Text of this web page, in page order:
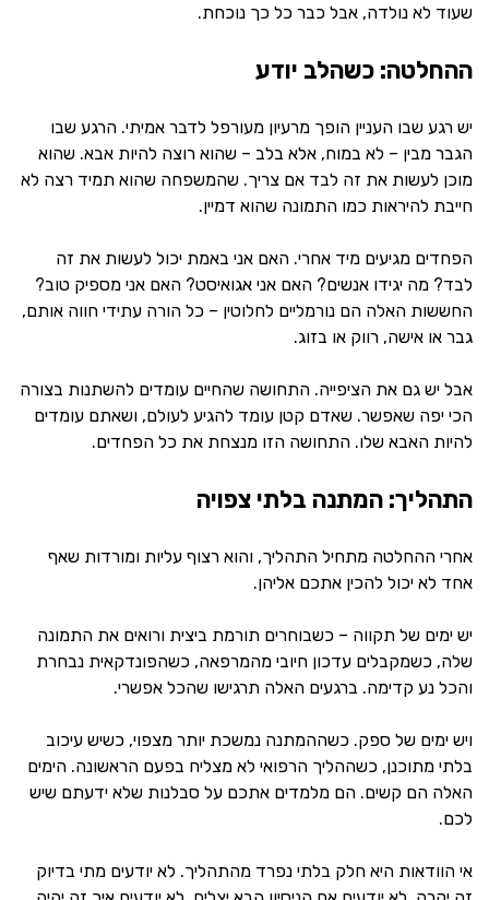
שעוד לא נולדה, אבל כבר כל כך נוכחת.
ההחלטה: כשהלב יודע
יש רגע שבו העניין הופך מרעיון מעורפל לדבר אמיתי. הרגע שבו
הגבר מבין – לא במוח, אלא בלב – שהוא רוצה להיות אבא. שהוא
מוכן לעשות את זה לבד אם צריך. שהמשפחה שהוא תמיד רצה לא
חייבת להיראות כמו התמונה שהוא דמיין.
הפחדים מגיעים מיד אחרי. האם אני באמת יכול לעשות את זה
לבד? מה יגידו אנשים? האם אני אגואיסט? האם אני מספיק טוב?
החששות האלה הם נורמליים לחלוטין – כל הורה עתידי חווה אותם,
גבר או אישה, רווק או בזוג.
אבל יש גם את הציפייה. התחושה שהחיים עומדים להשתנות בצורה
הכי יפה שאפשר. שאדם קטן עומד להגיע לעולם, ושאתם עומדים
להיות האבא שלו. התחושה הזו מנצחת את כל הפחדים.
התהליך: המתנה בלתי צפויה
אחרי ההחלטה מתחיל התהליך, והוא רצוף עליות ומורדות שאף
אחד לא יכול להכין אתכם אליהן.
יש ימים של תקווה – כשבוחרים תורמת ביצית ורואים את התמונה
שלה, כשמקבלים עדכון חיובי מהמרפאה, כשהפונדקאית נבחרת
והכל נע קדימה. ברגעים האלה תרגישו שהכל אפשרי.
ויש ימים של ספק. כשההמתנה נמשכת יותר מצפוי, כשיש עיכוב
בלתי מתוכנן, כשההליך הרפואי לא מצליח בפעם הראשונה. הימים
האלה הם קשים. הם מלמדים אתכם על סבלנות שלא ידעתם שיש
לכם.
אי הוודאות היא חלק בלתי נפרד מהתהליך. לא יודעים מתי בדיוק